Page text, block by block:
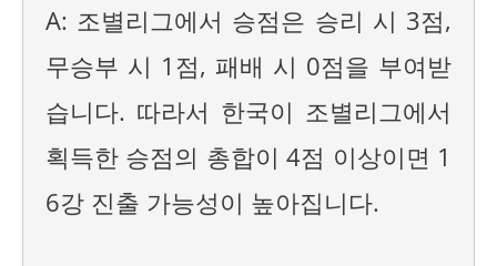
A: 조별리그에서 승점은 승리 시 3점,
무승부 시 1점, 패배 시 0점을 부여받
습니다. 따라서 한국이 조별리그에서
획득한 승점의 총합이 4점 이상이면 1
6강 진출 가능성이 높아집니다.